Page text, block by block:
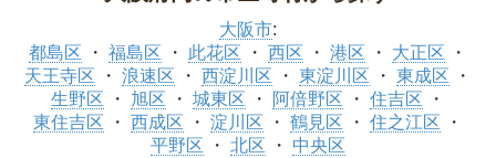
大阪市:
都島区
福島区 此花区 西区 港区
大正区
天王寺区
浪速区 西淀川区 東淀川区
東成区
生野区
旭区 城東区 阿倍野区
住吉区
東住吉区
西成区 淀川区 鶴見区
住之江区
平野区
北区
中央区